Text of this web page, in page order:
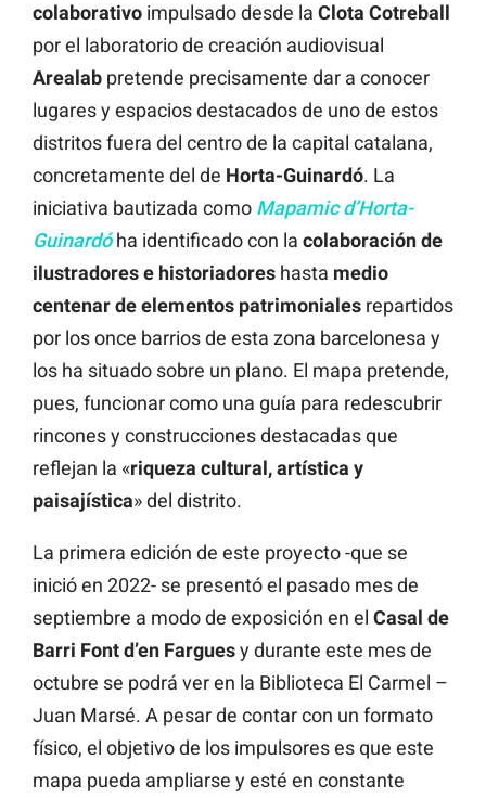
colaborativo impulsado desde la Clota Cotreball
por el laboratorio de creación audiovisual
Arealab pretende precisamente dar a conocer
lugares y espacios destacados de uno de estos
distritos fuera del centro de la capital catalana,
concretamente del de Horta-Guinardó. La
iniciativa bautizada como Mapamic d’Horta-
Guinardóha identificado con la colaboración de
ilustradores e historiadores hasta medio
centenar de elementos patrimoniales repartidos
por los once barrios de esta zona barcelonesa y
los ha situado sobre un plano. El mapa pretende,
pues, funcionar como una guía para redescubrir
rincones y construcciones destacadas que
reflejan la «riqueza cultural, artística y
paisajística» del distrito.
La primera edición de este proyecto -que se
inició en 2022- se presentó el pasado mes de
septiembre a modo de exposición en el Casal de
Barri Font d’en Farguesy durante este mes de
octubre se podrá ver en la Biblioteca El Carmel –
Juan Marsé. A pesar de contar con un formato
físico, el objetivo de los impulsores es que este
mapa pueda ampliarse y esté en constante